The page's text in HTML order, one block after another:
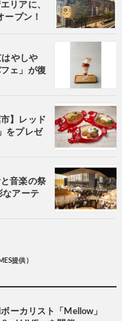
リアに、
ープン！
はやしや
ェ」が復
】レッド
をプレゼ
音楽の祭
なアーテ
提供 )
ーカリスト「Mellow」